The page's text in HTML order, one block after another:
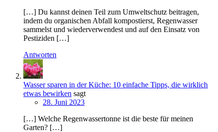
[…] Du kannst deinen Teil zum Umweltschutz beitragen,
indem du organischen Abfall kompostierst, Regenwasser
sammelst und wiederverwendest und auf den Einsatz von
Pestiziden […]
Antworten
Wasser sparen in der Küche: 10 einfache Tipps, die wirklich
etwas bewirken sagt
28. Juni 2023
[…] Welche Regenwassertonne ist die beste für meinen
Garten? […]